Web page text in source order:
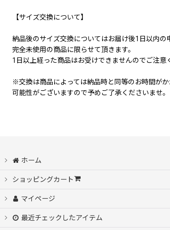
【サイズ交換について】
納品後のサイズ交換についてはお届け後1日以内の
完全未使用の商品に限らせて頂きます。
1日以上経った商品はお受けできませんのでご注意
※交換は商品によっては納品時と同等のお時間がか
可能性がございますので予めご了承くださいませ。
ホーム
ショッピングカート
マイページ
最近チェックしたアイテム